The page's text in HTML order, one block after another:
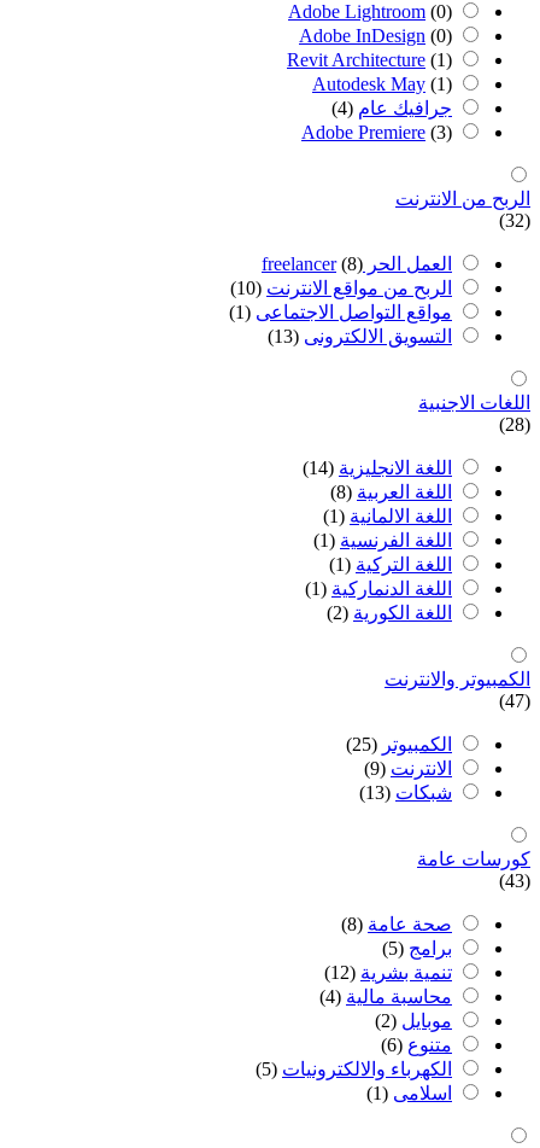
Adobe Lightroom (0)
Adobe InDesign (0)
Revit Architecture (1)
Autodesk May (1)
جرافيك عام (4)
Adobe Premiere (3)
الربح من اﻻنترنت
(32)
العمل الحر freelancer (8)
الربح من مواقع الانترنت (10)
مواقع التواصل اﻻجتماعى (1)
التسويق اﻻلكترونى (13)
اللغات اﻻجنبية
(28)
اللغة اﻻنجليزية (14)
اللغة العربية (8)
اللغة اﻻلمانية (1)
اللغة الفرنسية (1)
اللغة التركية (1)
اللغة الدنماركية (1)
اللغة الكورية (2)
الكمبيوتر واﻻنترنت
(47)
الكمبيوتر (25)
اﻻنترنت (9)
شبكات (13)
كورسات عامة
(43)
صحة عامة (8)
برامج (5)
تنمية بشرية (12)
محاسبة مالية (4)
موبايل (2)
متنوع (6)
الكهرباء والالكترونيات (5)
اسلامى (1)